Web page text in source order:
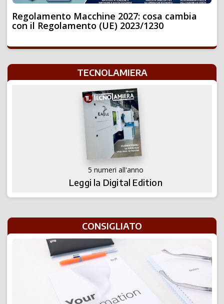
Regolamento Macchine 2027: cosa cambia
con il Regolamento (UE) 2023/1230
TECNOLAMIERA
5 numeri all'anno
Leggi la Digital Edition
CONSIGLIATO